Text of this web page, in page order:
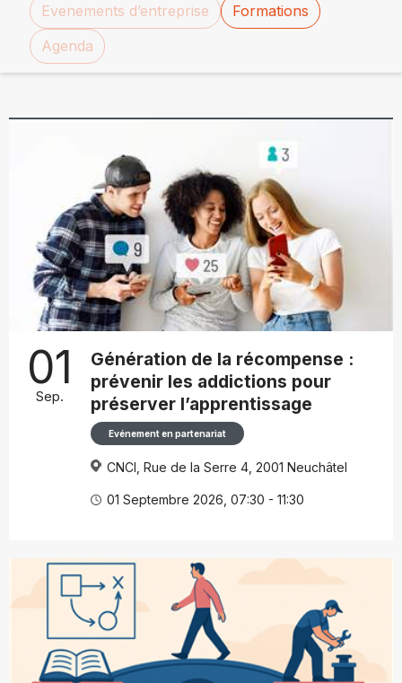
Evenements d’entreprise
Formations
Agenda
01
Sep.
Génération de la récompense :
prévenir les addictions pour
préserver l’apprentissage
Evénement en partenariat
CNCI, Rue de la Serre 4, 2001 Neuchâtel
01 Septembre 2026, 07:30 - 11:30